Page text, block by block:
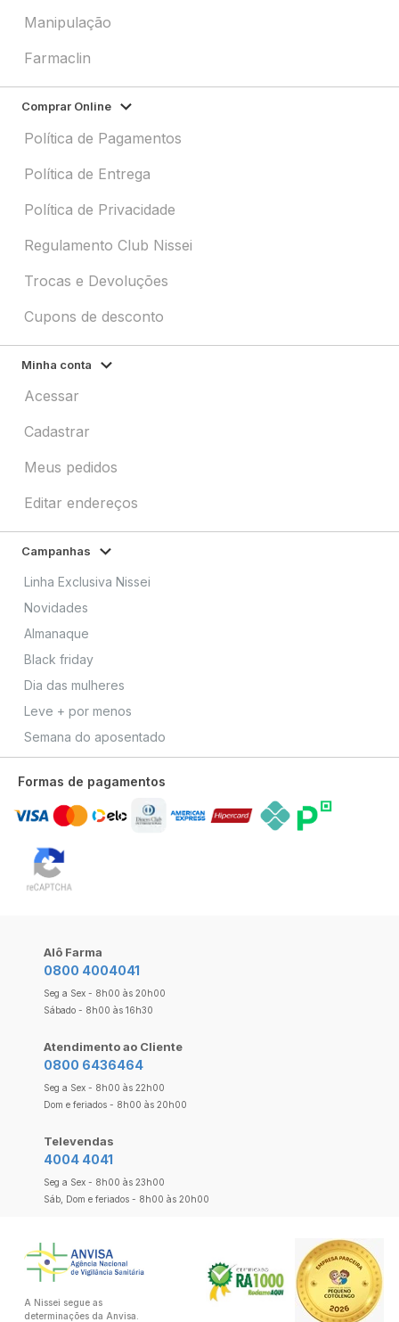
Manipulação
Farmaclin
Comprar Online
Política de Pagamentos
Política de Entrega
Política de Privacidade
Regulamento Club Nissei
Trocas e Devoluções
Cupons de desconto
Minha conta
Acessar
Cadastrar
Meus pedidos
Editar endereços
Campanhas
Linha Exclusiva Nissei
Novidades
Almanaque
Black friday
Dia das mulheres
Leve + por menos
Semana do aposentado
Formas de pagamentos
Alô Farma
0800 4004041
Seg a Sex - 8h00 às 20h00
Sábado - 8h00 às 16h30
Atendimento ao Cliente
0800 6436464
Seg a Sex - 8h00 às 22h00
Dom e feriados - 8h00 às 20h00
Televendas
4004 4041
Seg a Sex - 8h00 às 23h00
Sáb, Dom e feriados - 8h00 às 20h00
A Nissei segue as
determinações da Anvisa.